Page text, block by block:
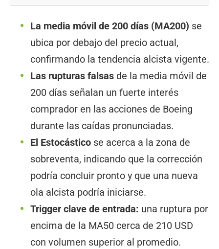
La media móvil de 200 días (MA200) se
ubica por debajo del precio actual,
confirmando la tendencia alcista vigente.
Las rupturas falsas de la media móvil de
200 días señalan un fuerte interés
comprador en las acciones de Boeing
durante las caídas pronunciadas.
El Estocástico se acerca a la zona de
sobreventa, indicando que la corrección
podría concluir pronto y que una nueva
ola alcista podría iniciarse.
Trigger clave de entrada: una ruptura por
encima de la MA50 cerca de 210 USD
con volumen superior al promedio.